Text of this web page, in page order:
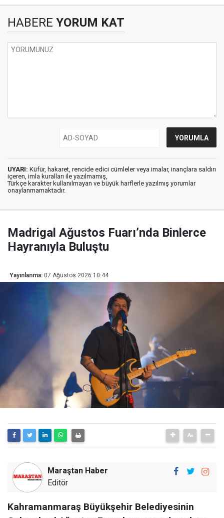
HABERE YORUM KAT
UYARI: Küfür, hakaret, rencide edici cümleler veya imalar, inançlara saldırı
içeren, imla kuralları ile yazılmamış,
Türkçe karakter kullanılmayan ve büyük harflerle yazılmış yorumlar
onaylanmamaktadır.
Madrigal Ağustos Fuarı’nda Binlerce
Hayranıyla Buluştu
Yayınlanma: 07 Ağustos 2026 10:44
Maraştan Haber
Editör
Kahramanmaraş Büyükşehir Belediyesinin